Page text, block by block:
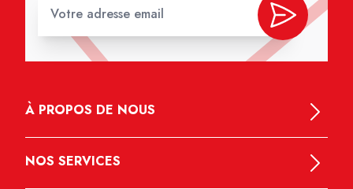
À PROPOS DE NOUS
NOS SERVICES